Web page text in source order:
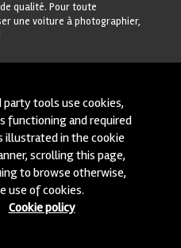
qualité. Pour toute
une voiture à photographier,
NOUS
Ecrivez-nous à travers notre
RIGHTS RESERVED.
tools use cookies,
functioning and required
illustrated in the cookie
scrolling this page,
to browse otherwise,
use of cookies.
Cookie policy